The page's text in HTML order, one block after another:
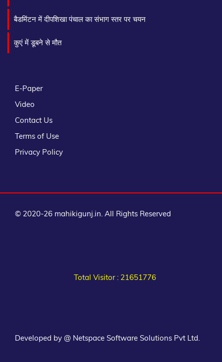
बैडमिंटन में दीपशिखा पंचाल का संभाग स्तर पर चयन
कुएं में डूबने से मौत
E-Paper
Video
Contact Us
Terms of Use
Privacy Policy
© 2020-26 mahikigunj.in. All Rights Reserved
Total Visitor : 21651776
Developed by @ Netspace Software Solutions Pvt Ltd.